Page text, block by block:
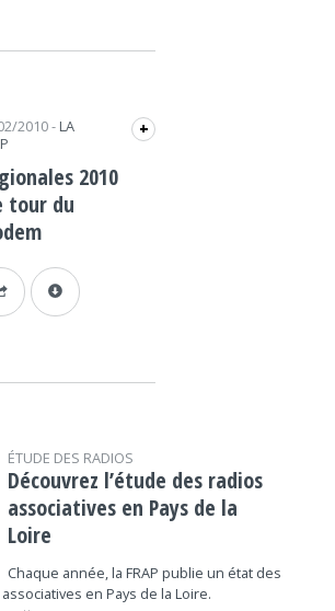
2010- LA
+
2010
tour du
ÉTUDE DES RADIOS
Découvrez l’étude des radios
associatives en Pays de la
Loire
Chaque année, la FRAP publie un état des
en Pays de la Loire.